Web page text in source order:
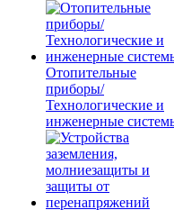
Отопительные
приборы/
Технологические и
инженерные